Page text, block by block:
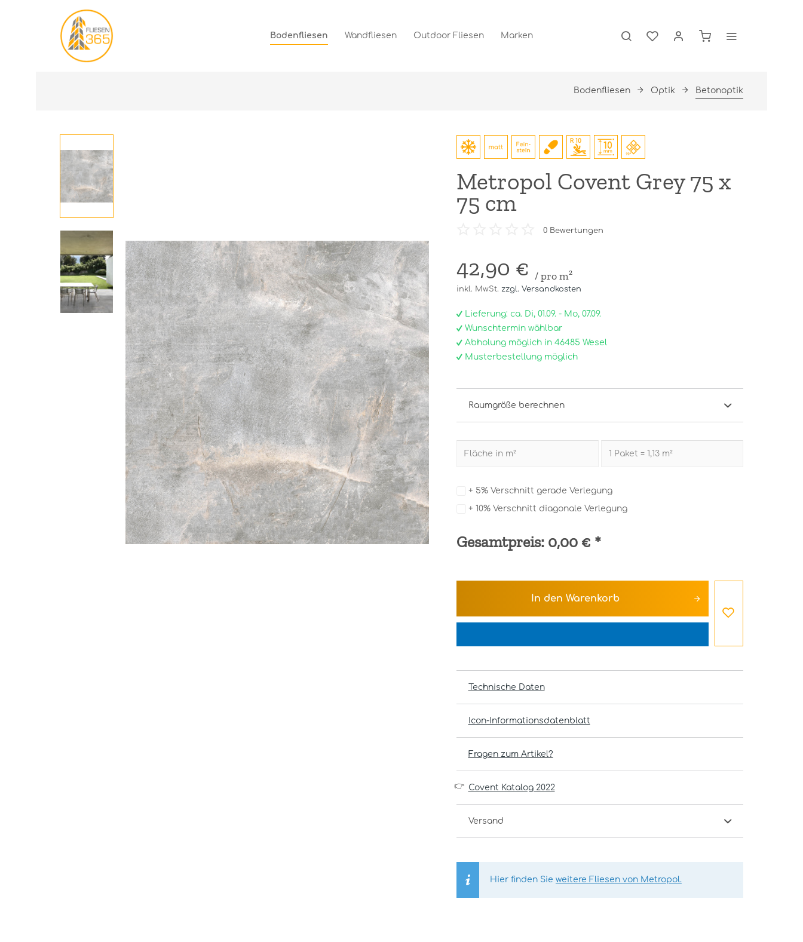
Bodenfliesen Wandfliesen Outdoor Fliesen Marken
Bodenfliesen Optik Betonoptik
Metropol Covent Grey 75 x
75 cm
0Bewertungen
42,90 € / pro m²
inkl. MwSt. zzgl. Versandkosten
Lieferung: ca. Di, 01.09. - Mo, 07.09.
Wunschtermin wählbar
Abholung möglich in 46485 Wesel
Musterbestellung möglich
Raumgröße berechnen
+ 5% Verschnitt gerade Verlegung
+ 10% Verschnitt diagonale Verlegung
Gesamtpreis: 0,00 € *
In den Warenkorb
Technische Daten
Icon-Informationsdatenblatt
Fragen zum Artikel?
👉 Covent Katalog 2022
Versand
Hier finden Sie weitere Fliesen von Metropol.